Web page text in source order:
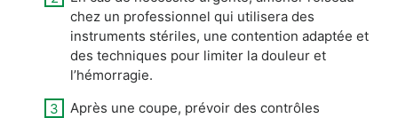
chez un professionnel qui utilisera des
instruments stériles, une contention adaptée et
des techniques pour limiter la douleur et
l’hémorragie.
Après une coupe, prévoir des contrôles